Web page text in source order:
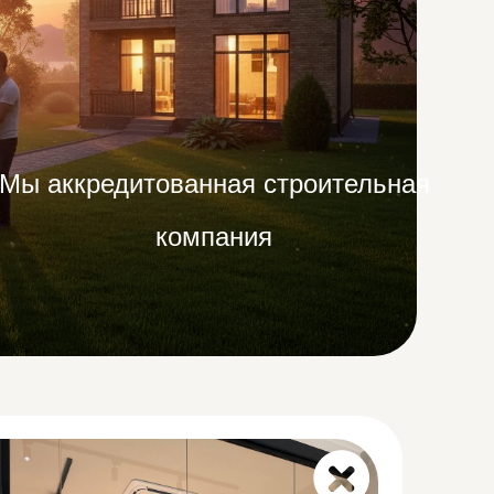
аккредитованная строительная
компания